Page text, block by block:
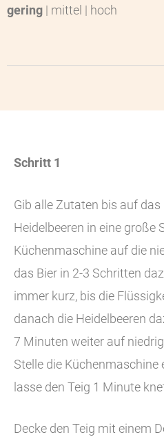
gering | mittel | hoch
Schritt 1
Gib alle Zutaten bis auf das
Heidelbeeren in eine große
Küchenmaschine auf die
das Bier in 2-3 Schritten
immer kurz, bis die
danach die Heidelbeeren
7 Minuten weiter auf
Stelle die Küchenmaschine
lasse den Teig 1 Minute
Decke den Teig mit einem